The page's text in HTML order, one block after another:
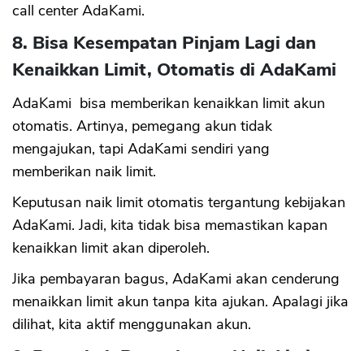
call center AdaKami.
8. Bisa Kesempatan Pinjam Lagi dan
Kenaikkan Limit, Otomatis di AdaKami
AdaKami bisa memberikan kenaikkan limit akun
otomatis. Artinya, pemegang akun tidak
mengajukan, tapi AdaKami sendiri yang
memberikan naik limit.
Keputusan naik limit otomatis tergantung kebijakan
AdaKami. Jadi, kita tidak bisa memastikan kapan
kenaikkan limit akan diperoleh.
Jika pembayaran bagus, AdaKami akan cenderung
menaikkan limit akun tanpa kita ajukan. Apalagi jika
dilihat, kita aktif menggunakan akun.